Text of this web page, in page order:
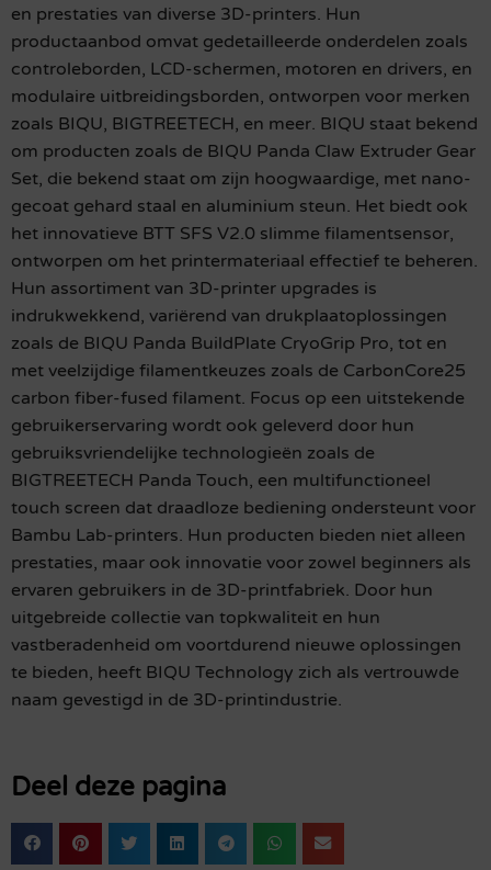
en prestaties van diverse 3D-printers. Hun
productaanbod omvat gedetailleerde onderdelen zoals
controleborden, LCD-schermen, motoren en drivers, en
modulaire uitbreidingsborden, ontworpen voor merken
zoals BIQU, BIGTREETECH, en meer. BIQU staat bekend
om producten zoals de BIQU Panda Claw Extruder Gear
Set, die bekend staat om zijn hoogwaardige, met nano-
gecoat gehard staal en aluminium steun. Het biedt ook
het innovatieve BTT SFS V2.0 slimme filamentsensor,
ontworpen om het printermateriaal effectief te beheren.
Hun assortiment van 3D-printer upgrades is
indrukwekkend, variërend van drukplaatoplossingen
zoals de BIQU Panda BuildPlate CryoGrip Pro, tot en
met veelzijdige filamentkeuzes zoals de CarbonCore25
carbon fiber-fused filament. Focus op een uitstekende
gebruikerservaring wordt ook geleverd door hun
gebruiksvriendelijke technologieën zoals de
BIGTREETECH Panda Touch, een multifunctioneel
touch screen dat draadloze bediening ondersteunt voor
Bambu Lab-printers. Hun producten bieden niet alleen
prestaties, maar ook innovatie voor zowel beginners als
ervaren gebruikers in de 3D-printfabriek. Door hun
uitgebreide collectie van topkwaliteit en hun
vastberadenheid om voortdurend nieuwe oplossingen
te bieden, heeft BIQU Technology zich als vertrouwde
naam gevestigd in de 3D-printindustrie.
Deel deze pagina